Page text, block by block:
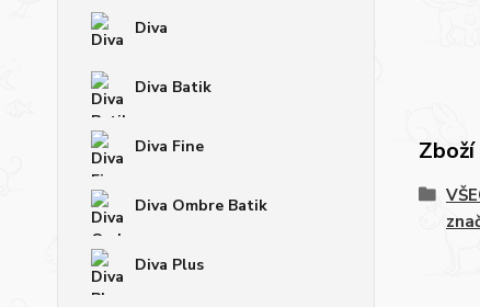
Diva
Diva Batik
Diva Fine
Diva Ombre Batik
Diva Plus